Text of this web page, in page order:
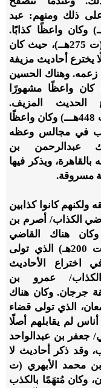
ذلك ومنهم: عبد
وكان واعظًا كذابًا.
(ت 275هــ)، حيث كان
يخترع أحاديث مزيفة
زعمه. وهناك الحسين
واعظًا مشهورًا
الحديث المزيف.
448هـــ) وكان واعظًا
في مجالس وعظه
عبدالرحمن بن
ويذكر فيها
مسروقة.
ولكنهم كانوا كذابين
الكذاب/ أصرم بن
هناك القاضي
200هـ) الذي تولى
اختراع الأحاديث
عمرو بن
جرجان. وكان هناك
الذي تولى قضاء
أناس لم يقابلهم أصلًا
جعفر بن عبدالواحد
وقد ذكر أحاديث لا
محمد الأبهري (ت
وكان مُتهَمًا بالكذب